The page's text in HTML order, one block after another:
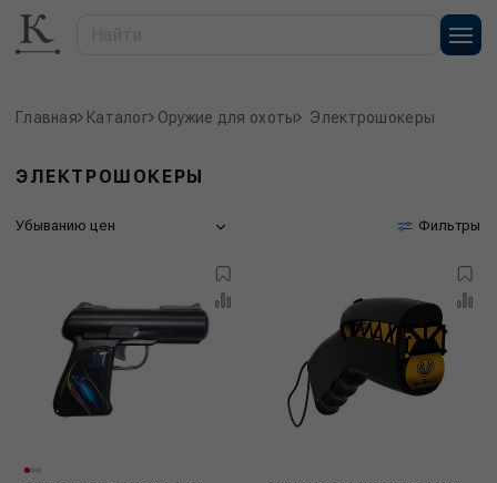
Главная Каталог Оружие для охоты Электрошокеры
ЭЛЕКТРОШОКЕРЫ
Убыванию цен Фильтры